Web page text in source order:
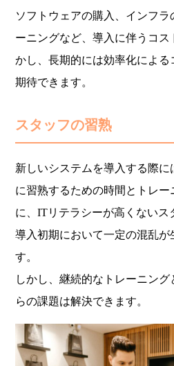
ソフトウェアの購入、インフ
ーニングなど、導入に伴うコ
かし、長期的には効率化によ
期待できます。
スタッフの習熟
新しいシステムを導入する際
に習熟するための時間とトレ
に、ITリテラシーが高くないス
導入初期において一定の混乱が
す。
しかし、継続的なトレーニン
らの課題は解決できます。